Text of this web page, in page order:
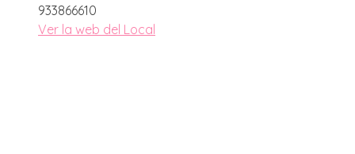
933866610
Ver la web del Local